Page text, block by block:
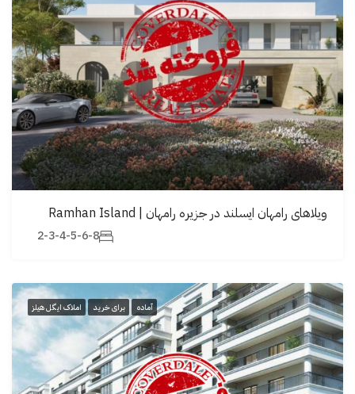
ویلاهای رامهان ایسلند در جزیره رامهان | Ramhan Island
2-3-4-5-6-8
آماده برای خرید املاک ایگل هیلز